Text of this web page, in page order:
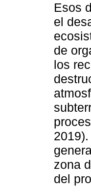
Esos
el
de
los
zona
del